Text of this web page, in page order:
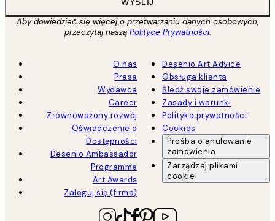
Aby dowiedzieć się więcej o przetwarzaniu danych osobowych,
przeczytaj naszą Polityce Prywatności.
O nas
Prasa
Wydawca
Career
Zrównoważony rozwój
Oświadczenie o
Dostępności
Desenio Ambassador
Programme
Art Awards
Zaloguj się (firma)
Desenio Art Advice
Obsługa klienta
Śledź swoje zamówienie
Zasady i warunki
Polityka prywatności
Cookies
Prośba o anulowanie
zamówienia
Zarządzaj plikami
cookie